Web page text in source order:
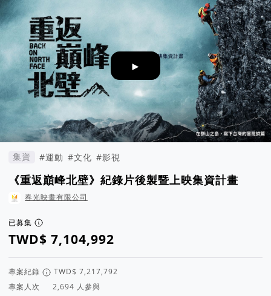
►
集資 #運動 #文化 #影視
《重返巔峰北壁》紀錄片後製暨上映集資計畫
春光映畫有限公司
已募集
專案紀錄
專案人次
人參與